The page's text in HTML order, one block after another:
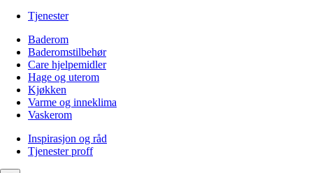
Tjenester
Baderom
Baderomstilbehør
Care hjelpemidler
Hage og uterom
Kjøkken
Varme og inneklima
Vaskerom
Inspirasjon og råd
Tjenester proff